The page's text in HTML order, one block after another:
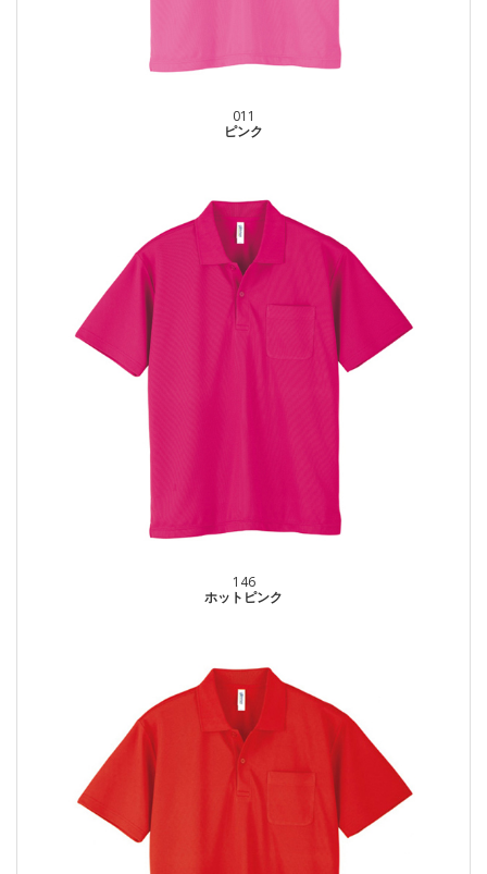
011
ピンク
146
ホットピンク